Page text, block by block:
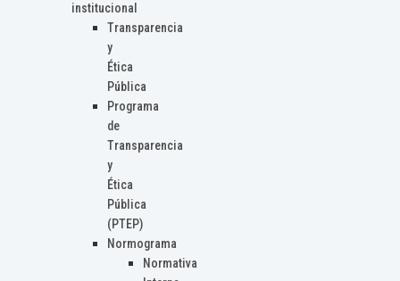
institucional
Transparencia
y
Ética
Pública
Programa
de
Transparencia
y
Ética
Pública
(PTEP)
Normograma
Normativa